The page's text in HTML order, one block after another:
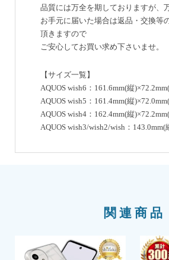
品質には万全を期しておりますが、
お手元に届いた場合は返品・交換等
頂きますので
ご安心してお買い求め下さいませ。
【サイズ一覧】
AQUOS wish6：161.6mm(縦
AQUOS wish5：161.4mm(縦
AQUOS wish4：162.4mm(縦
AQUOS wish3/wish2/wish：143.0mm(
関連商品